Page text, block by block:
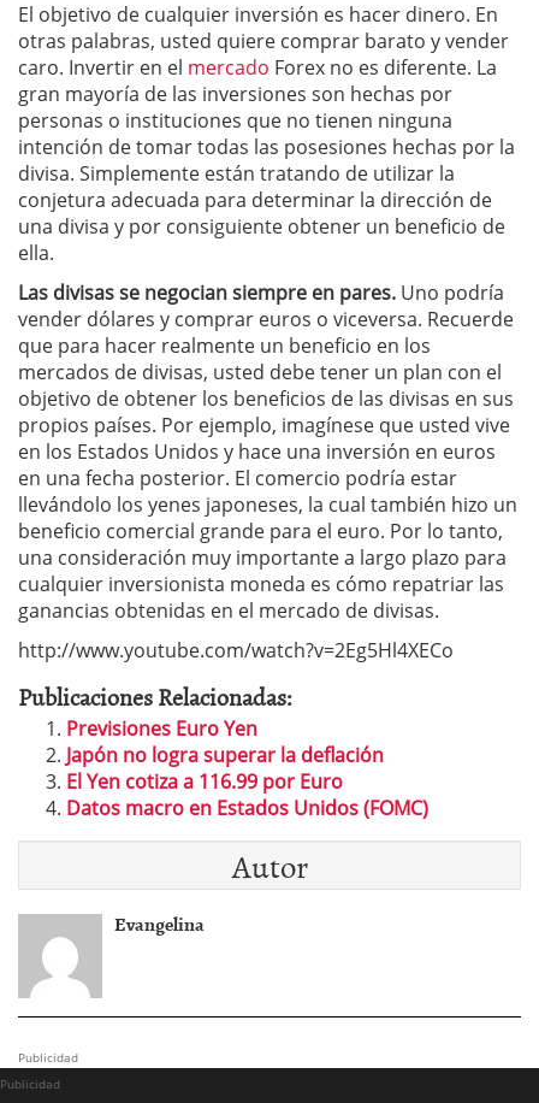
El objetivo de cualquier inversión es hacer dinero. En
otras palabras, usted quiere comprar barato y vender
caro. Invertir en el mercado Forex no es diferente. La
gran mayoría de las inversiones son hechas por
personas o instituciones que no tienen ninguna
intención de tomar todas las posesiones hechas por la
divisa. Simplemente están tratando de utilizar la
conjetura adecuada para determinar la dirección de
una divisa y por consiguiente obtener un beneficio de
ella.
Las divisas se negocian siempre en pares. Uno podría
vender dólares y comprar euros o viceversa. Recuerde
que para hacer realmente un beneficio en los
mercados de divisas, usted debe tener un plan con el
objetivo de obtener los beneficios de las divisas en sus
propios países. Por ejemplo, imagínese que usted vive
en los Estados Unidos y hace una inversión en euros
en una fecha posterior. El comercio podría estar
llevándolo los yenes japoneses, la cual también hizo un
beneficio comercial grande para el euro. Por lo tanto,
una consideración muy importante a largo plazo para
cualquier inversionista moneda es cómo repatriar las
ganancias obtenidas en el mercado de divisas.
http://www.youtube.com/watch?v=2Eg5Hl4XECo
Publicaciones Relacionadas:
Previsiones Euro Yen
Japón no logra superar la deflación
El Yen cotiza a 116.99 por Euro
Datos macro en Estados Unidos (FOMC)
Autor
Evangelina
Publicidad
Publicidad